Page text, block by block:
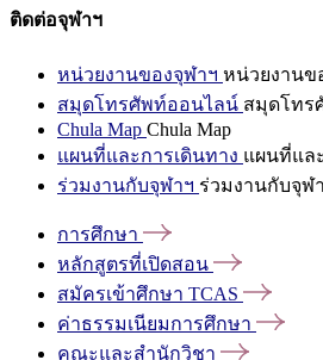
ติดต่อจุฬาฯ
หน่วยงานของจุฬาฯ หน่วยงานข
สมุดโทรศัพท์ออนไลน์ สมุดโทร
Chula Map Chula Map
แผนที่และการเดินทาง แผนที่แล
ร่วมงานกับจุฬาฯ ร่วมงานกับจุฬ
การศึกษา
หลักสูตรที่เปิดสอน
สมัครเข้าศึกษา TCAS
ค่าธรรมเนียมการศึกษา
คณะและสำนักวิชา